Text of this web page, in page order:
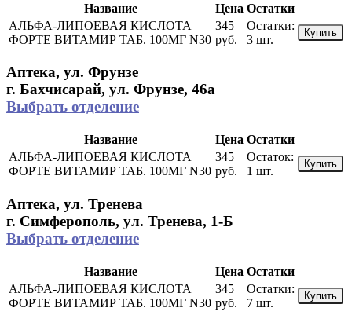
Название Цена Остатки
АЛЬФА-ЛИПОЕВАЯ КИСЛОТА
ФОРТЕ ВИТАМИР ТАБ. 100МГ N30
345
руб.
Остатки:
3 шт.
Купить
Аптека, ул. Фрунзе
г. Бахчисарай, ул. Фрунзе, 46а
Выбрать отделение
Название Цена Остатки
АЛЬФА-ЛИПОЕВАЯ КИСЛОТА
ФОРТЕ ВИТАМИР ТАБ. 100МГ N30
345
руб.
Остаток:
1 шт.
Купить
Аптека, ул. Тренева
г. Симферополь, ул. Тренева, 1-Б
Выбрать отделение
Название Цена Остатки
АЛЬФА-ЛИПОЕВАЯ КИСЛОТА
ФОРТЕ ВИТАМИР ТАБ. 100МГ N30
345
руб.
Остатки:
7 шт.
Купить